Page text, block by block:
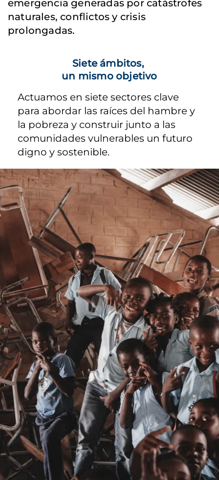
emergencia generadas por catástrofes
naturales, conflictos y crisis
prolongadas.
Siete ámbitos,
un mismo objetivo
Actuamos en siete sectores clave
para abordar las raíces del hambre y
la pobreza y construir junto a las
comunidades vulnerables un futuro
digno y sostenible.